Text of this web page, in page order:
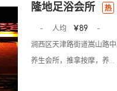
隆地足浴会所 热
- 人均 ￥89
-
涧西区天津路街道嵩山路
养生会所，推拿按摩，养...